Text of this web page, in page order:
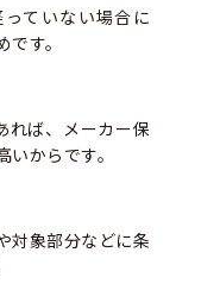
ていない場合に
す。
れば、メーカー保
からです。
対象部分などに条